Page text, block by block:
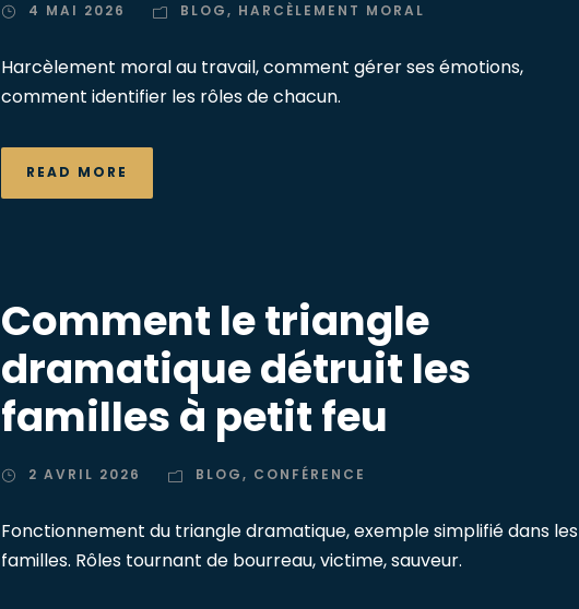
4 MAI 2026 BLOG, HARCÈLEMENT MORAL
Harcèlement moral au travail, comment gérer ses émotions,
comment identifier les rôles de chacun.
READ MORE
Comment le triangle
dramatique détruit les
familles à petit feu
2 AVRIL 2026 BLOG, CONFÉRENCE
Fonctionnement du triangle dramatique, exemple simplifié dans les
familles. Rôles tournant de bourreau, victime, sauveur.